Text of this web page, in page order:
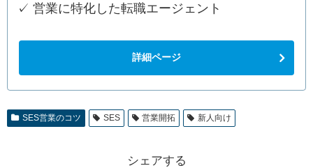
✓ 営業に特化した転職エージェント
詳細ページ
SES営業のコツ SES 営業開拓 新人向け
シェアする